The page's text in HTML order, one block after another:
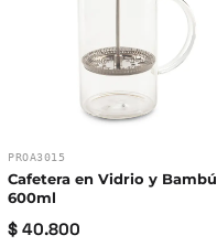
PROA3015
Cafetera en Vidrio y Bambú
600ml
$ 40.800